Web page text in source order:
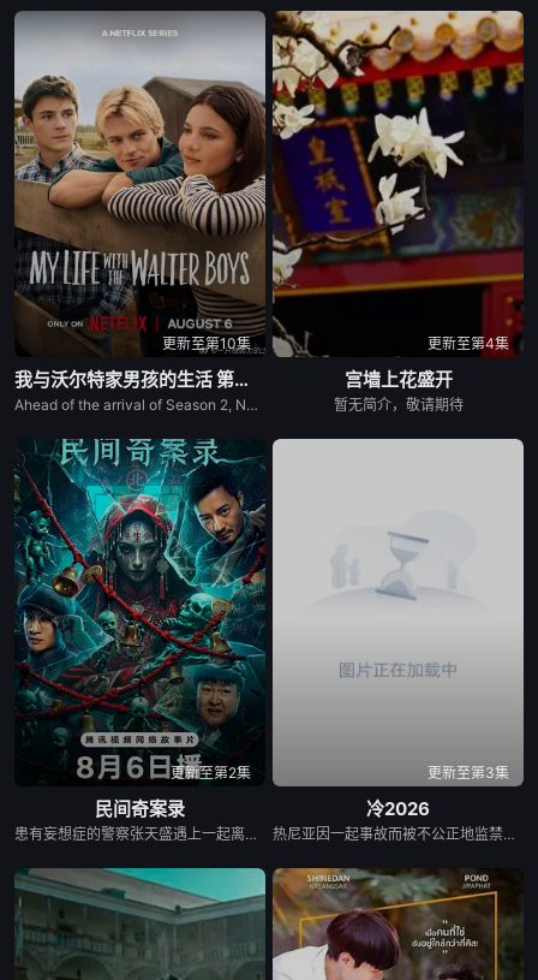
更新至第10集
我与沃尔特家男孩的生活 第三季
Ahead of the arrival of Season 2, Netflix has renewed My Life with the Walter Boys for a third season.
更新至第4集
宫墙上花盛开
暂无简介，敬请期待
更新至第2集
民间奇案录
患有妄想症的警察张天盛遇上一起离奇的神像杀人事件，勘案过程中，牵引出“婴胎报仇”，“娘娘索命”等一连串妖异事件，张天盛虽被种种诡怪幻象阻碍，却坚信这是藏在迷信后的人为诡计，勇于向封建传统宣战，敢于破除流传已久的迷信糟粕，最终，在战胜妄想症的同时，成功还原真相，伸张正义。
更新至第3集
冷2026
热尼亚因一起事故而被不公正地监禁，她的丈夫和6岁的女儿在事故中死亡。这起事故的真正罪魁祸首是富家子弟，他们强大的父母“帮助”法院做出了“正确”的决定。在监狱里，热尼亚意外地拯救了一个有影响力的囚犯————亚娜，因为谋杀而服刑的女囚。出于感激，她教热尼亚如何变得更加强大，并帮助她越狱。重获自由后，热尼亚从雅娜那里获得了大笔财富，由此对那些曾经的敌人展开了正义的复仇……